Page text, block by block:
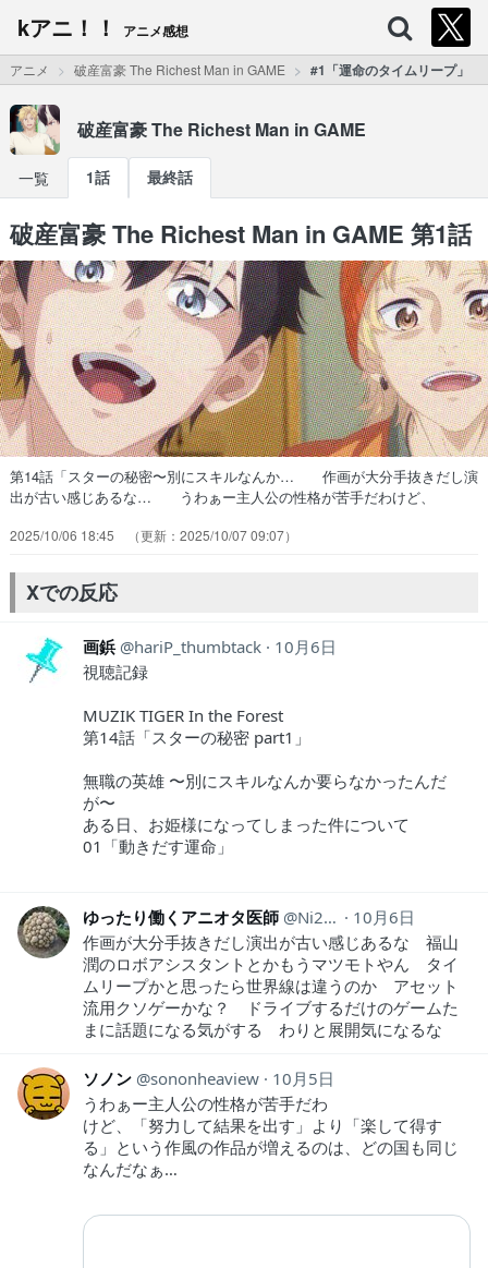
kアニ！！ アニメ感想
アニメ 破産富豪 The Richest Man in GAME #1「運命のタイムリープ」
破産富豪 The Richest Man in GAME
一覧 1話 最終話
破産富豪 The Richest Man in GAME 第1話
第14話「スターの秘密〜別にスキルなんか… 作画が大分手抜きだし演
出が古い感じあるな… うわぁー主人公の性格が苦手だわけど、
社員生活を送るペイ・チェンは、… べつに中華アニメが増えても構わ
の基本的な設定と主人公の感情について… 本人は失敗する気満々なの
に何故かそれが成… タイムスリップして金儲け。毎回思う支那ア…
2025/10/06 18:45 2025/10/07 09:07
Xでの反応
画鋲 hariP_thumbtack
10月6日
視聴記録
MUZIK TIGER In the Forest
第14話「スターの秘密 part1」
無職の英雄 〜別にスキルなんか要らなかったんだ
が〜
ある日、お姫様になってしまった件について
01「動きだす運命」
ゆったり働くアニオタ医師 Ni2Ut
10月6日
作画が大分手抜きだし演出が古い感じあるな 福山
潤のロボアシスタントとかもうマツモトやん タイ
ムリープかと思ったら世界線は違うのか アセット
流用クソゲーかな？ ドライブするだけのゲームた
まに話題になる気がする わりと展開気になるな
ソノン sononheaview
10月5日
うわぁー主人公の性格が苦手だわ
けど、「努力して結果を出す」より「楽して得す
る」という作風の作品が増えるのは、どの国も同じ
なんだなぁ…